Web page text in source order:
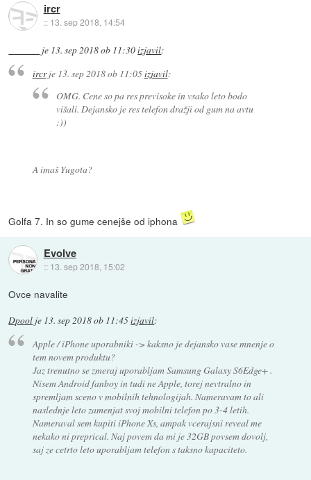
ircr
:: 13. sep 2018, 14:54
je 13. sep 2018 ob 11:30izjavil:
ircrje 13. sep 2018 ob 11:05izjavil:
OMG. Cene so pa res previsoke in vsako leto bodo
višali. Dejansko je res telefon dražji od gum na avtu
:))
A imaš Yugota?
Golfa 7. In so gume cenejše od iphona
Evolve
:: 13. sep 2018, 15:02
Ovce navalite
Dpool je 13. sep 2018 ob 11:45izjavil:
Apple / iPhone uporabniki -> kaksno je dejansko vase mnenje o
tem novem produktu?
Jaz trenutno se zmeraj uporabljam Samsung Galaxy S6Edge+ .
Nisem Android fanboy in tudi ne Apple, torej nevtralno in
spremljam sceno v mobilnih tehnologijah. Nameravam to ali
naslednje leto zamenjat svoj mobilni telefon po 3-4 letih.
Nameraval sem kupiti iPhone Xs, ampak vcerajsni reveal me
nekako ni preprical. Naj povem da mi je 32GB povsem dovolj,
saj ze cetrto leto uporabljam telefon s taksno kapaciteto.